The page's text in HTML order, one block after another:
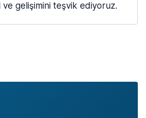
ve gelişimini teşvik ediyoruz.